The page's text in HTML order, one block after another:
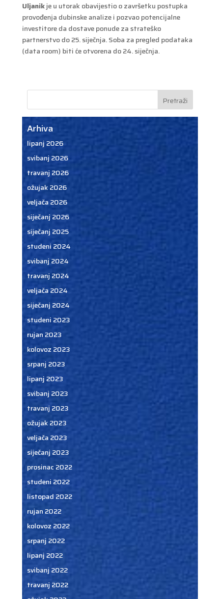
Uljanikje u utorak obavijestio o završetku postupka
provođenja dubinske analize i pozvao potencijalne
investitore da dostave ponude za strateško
partnerstvo do 25. siječnja. Soba za pregled podataka
(data room) biti će otvorena do 24. siječnja.
Arhiva
lipanj 2026
svibanj 2026
travanj 2026
ožujak 2026
veljača 2026
siječanj 2026
siječanj 2025
studeni 2024
svibanj 2024
travanj 2024
veljača 2024
siječanj 2024
studeni 2023
rujan 2023
kolovoz 2023
srpanj 2023
lipanj 2023
svibanj 2023
travanj 2023
ožujak 2023
veljača 2023
siječanj 2023
prosinac 2022
studeni 2022
listopad 2022
rujan 2022
kolovoz 2022
srpanj 2022
lipanj 2022
svibanj 2022
travanj 2022